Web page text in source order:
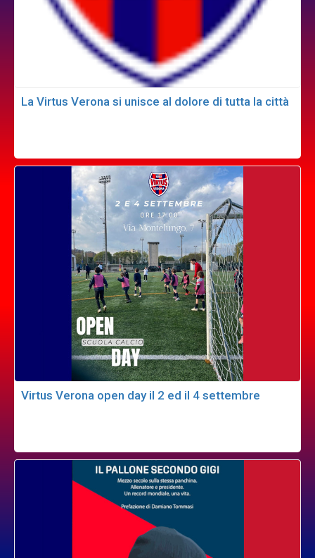
La Virtus Verona si unisce al dolore di tutta la città
Virtus Verona open day il 2 ed il 4 settembre